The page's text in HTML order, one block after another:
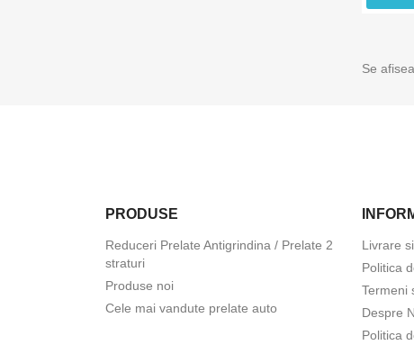
Se
PRODUSE
Reduceri Prelate Antigrindina / Prelate 2
straturi
Produse noi
Cele mai vandute prelate auto
Livrare
Politica
Termeni
Despre
Politica